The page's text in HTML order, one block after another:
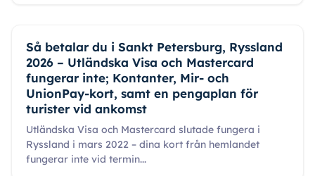
Så betalar du i Sankt Petersburg, Ryssland
2026 – Utländska Visa och Mastercard
fungerar inte; Kontanter, Mir- och
UnionPay-kort, samt en pengaplan för
turister vid ankomst
Utländska Visa och Mastercard slutade fungera i
Ryssland i mars 2022 – dina kort från hemlandet
fungerar inte vid termin...